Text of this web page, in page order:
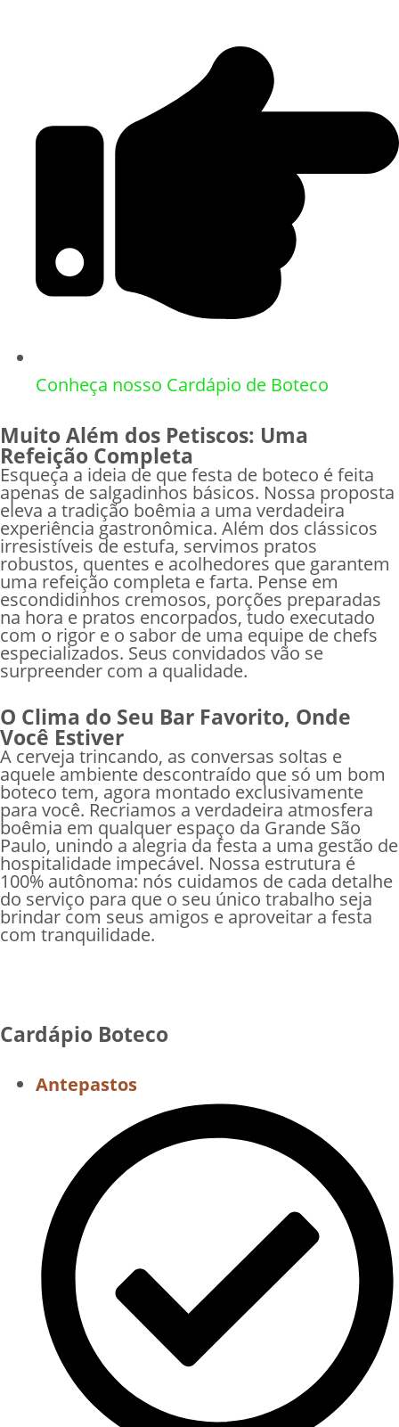
Conheça nosso Cardápio de Boteco
Muito Além dos Petiscos: Uma
Refeição Completa
Esqueça a ideia de que festa de boteco é feita
apenas de salgadinhos básicos. Nossa proposta
eleva a tradição boêmia a uma verdadeira
experiência gastronômica. Além dos clássicos
irresistíveis de estufa, servimos pratos
robustos, quentes e acolhedores que garantem
uma refeição completa e farta. Pense em
escondidinhos cremosos, porções preparadas
na hora e pratos encorpados, tudo executado
com o rigor e o sabor de uma equipe de chefs
especializados. Seus convidados vão se
surpreender com a qualidade.
O Clima do Seu Bar Favorito, Onde
Você Estiver
A cerveja trincando, as conversas soltas e
aquele ambiente descontraído que só um bom
boteco tem, agora montado exclusivamente
para você. Recriamos a verdadeira atmosfera
boêmia em qualquer espaço da Grande São
Paulo, unindo a alegria da festa a uma gestão de
hospitalidade impecável. Nossa estrutura é
100% autônoma: nós cuidamos de cada detalhe
do serviço para que o seu único trabalho seja
brindar com seus amigos e aproveitar a festa
com tranquilidade.
Cardápio Boteco
Antepastos